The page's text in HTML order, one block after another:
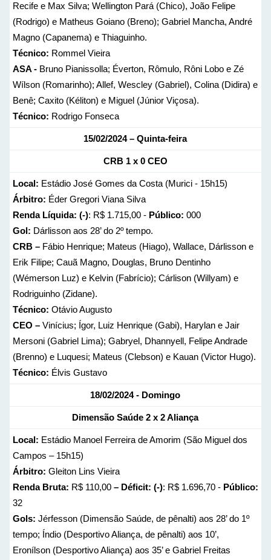
Recife e Max Silva; Wellington Pará (Chico), João Felipe
(Rodrigo) e Matheus Goiano (Breno); Gabriel Mancha, André
Magno (Capanema) e Thiaguinho.
Técnico: Rommel Vieira
ASA - Bruno Pianissolla; Éverton, Rômulo, Rôni Lobo e Zé
Wílson (Romarinho); Allef, Wescley (Gabriel), Colina (Didira) e
Benê; Caxito (Kéliton) e Miguel (Júnior Viçosa).
Técnico: Rodrigo Fonseca
15/02/2024 – Quinta-feira
CRB 1 x 0 CEO
Local: Estádio José Gomes da Costa (Murici - 15h15)
Árbitro: Éder Gregori Viana Silva
Renda Líquida: (-): R$ 1.715,00 - Público: 000
Gol: Dárlisson aos 28’ do 2º tempo.
CRB – Fábio Henrique; Mateus (Hiago), Wallace, Dárlisson e
Erik Filipe; Cauã Magno, Douglas, Bruno Dentinho
(Wémerson Luz) e Kelvin (Fabrício); Cárlison (Willyam) e
Rodriguinho (Zidane).
Técnico: Otávio Augusto
CEO –Vinícius; Ígor, Luiz Henrique (Gabi), Harylan e Jair
Mersoni (Gabriel Lima); Gabryel, Dhannyell, Felipe Andrade
(Brenno) e Luquesi; Mateus (Clebson) e Kauan (Victor Hugo).
Técnico: Élvis Gustavo
18/02/2024 - Domingo
Dimensão Saúde 2 x 2 Aliança
Local: Estádio Manoel Ferreira de Amorim (São Miguel dos
Campos – 15h15)
Árbitro: Gleiton Lins Vieira
Renda Bruta: R$ 110,00 – Déficit: (-): R$ 1.696,70 - Público:
32
Gols: Jérfesson (Dimensão Saúde, de pênalti) aos 28’ do 1º
tempo; Índio (Desportivo Aliança, de pênalti) aos 10’,
Eronílson (Desportivo Aliança) aos 35’ e Gabriel Freitas